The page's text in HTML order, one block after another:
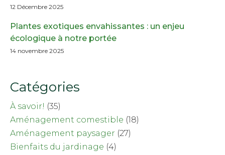
12 Décembre 2025
Plantes exotiques envahissantes : un enjeu
écologique à notre portée
14 novembre 2025
Catégories
À savoir! (35)
Aménagement comestible (18)
Aménagement paysager (27)
Bienfaits du jardinage (4)